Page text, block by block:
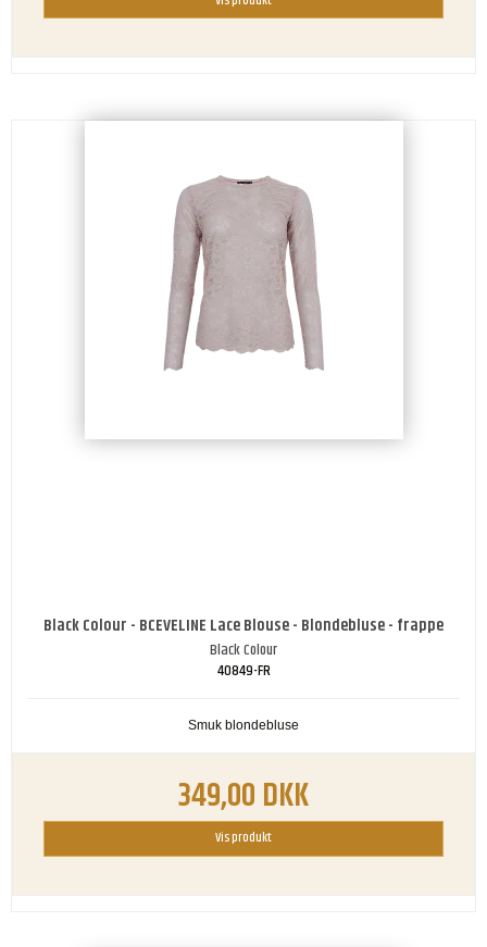
Black Colour - BCEVELINE Lace Blouse - Blondebluse - frappe
Black Colour
40849-FR
Smuk blondebluse
349,00 DKK
Vis produkt